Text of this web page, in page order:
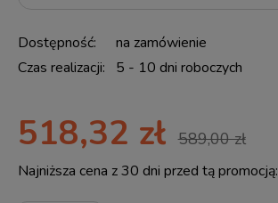
Dostępność:
na zamówienie
Czas realizacji:
5 - 10 dni roboczych
518,32 zł 589,00 zł
Najniższa cena z 30 dni przed tą promocją: